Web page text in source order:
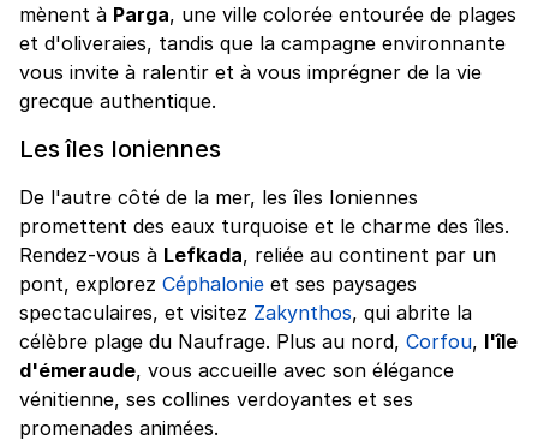
mènent à Parga, une ville colorée entourée de plages
et d'oliveraies, tandis que la campagne environnante
vous invite à ralentir et à vous imprégner de la vie
grecque authentique.
Les îles Ioniennes
De l'autre côté de la mer, les îles Ioniennes
promettent des eaux turquoise et le charme des îles.
Rendez-vous à Lefkada, reliée au continent par un
pont, explorez Céphalonie et ses paysages
spectaculaires, et visitez Zakynthos, qui abrite la
célèbre plage du Naufrage. Plus au nord, Corfou, l'île
d'émeraude, vous accueille avec son élégance
vénitienne, ses collines verdoyantes et ses
promenades animées.